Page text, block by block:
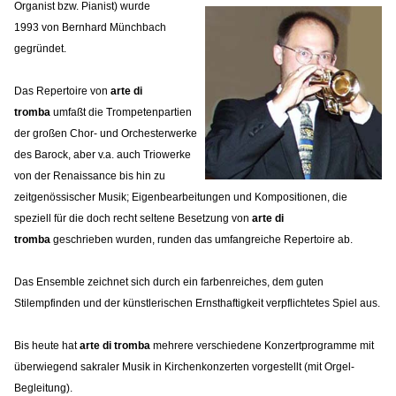
Organist bzw. Pianist) wurde
1993 von Bernhard Münchbach
gegründet.
Das Repertoire von arte di
tromba umfaßt die Trompetenpartien
der großen Chor- und Orchesterwerke
des Barock, aber v.a. auch Triowerke
von der Renaissance bis hin zu
zeitgenössischer Musik; Eigenbearbeitungen und Kompositionen, die
speziell für die doch recht seltene Besetzung von arte di
tromba geschrieben wurden, runden das umfangreiche Repertoire ab.
Das Ensemble zeichnet sich durch ein farbenreiches, dem guten
Stilempfinden und der künstlerischen Ernsthaftigkeit verpflichtetes Spiel aus.
Bis heute hatarte di tromba mehrere verschiedene Konzertprogramme mit
überwiegend sakraler Musik in Kirchenkonzerten vorgestellt (mit Orgel-
Begleitung).